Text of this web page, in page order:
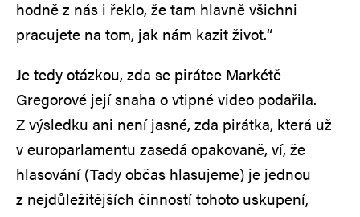
hodně z nás i řeklo, že tam hlavně všichni
pracujete na tom, jak nám kazit život.“
Je tedy otázkou, zda se pirátce Markétě
Gregorové její snaha o vtipné video podařila.
Z výsledku ani není jasné, zda pirátka, která už
v europarlamentu zasedá opakovaně, ví, že
hlasování (Tady občas hlasujeme) je jednou
z nejdůležitějších činností tohoto uskupení,